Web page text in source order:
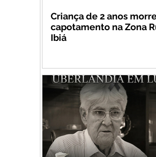
Criança de 2 anos
capotamento na Zona
Ibiá